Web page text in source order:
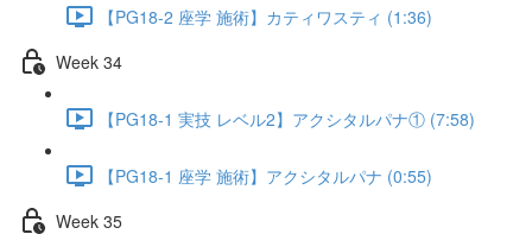
【PG18-2 座学 施術】カティワスティ (1:36)
Week 34
【PG18-1 実技 レベル2】アクシタルパナ① (7:58)
【PG18-1 座学 施術】アクシタルパナ (0:55)
Week 35